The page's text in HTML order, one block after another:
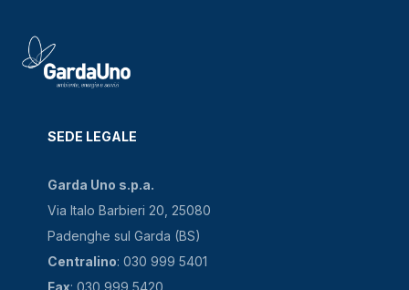
SEDE LEGALE
Garda Uno s.p.a.
Via Italo Barbieri 20, 25080
Padenghe sul Garda (BS)
Centralino: 030 999 5401
Fax: 030 999 5420